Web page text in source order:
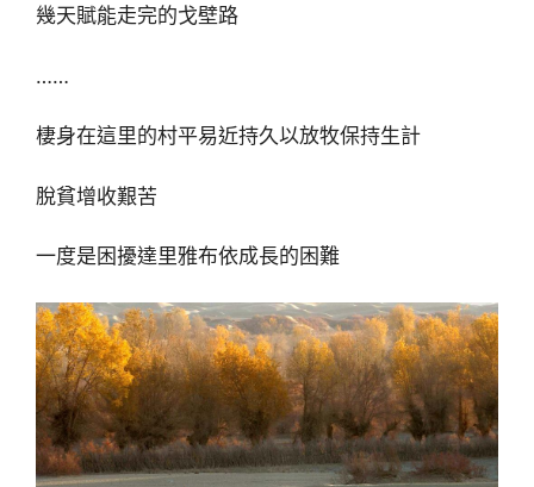
幾天賦能走完的戈壁路
……
棲身在這里的村平易近持久以放牧保持生計
脫貧增收艱苦
一度是困擾達里雅布依成長的困難